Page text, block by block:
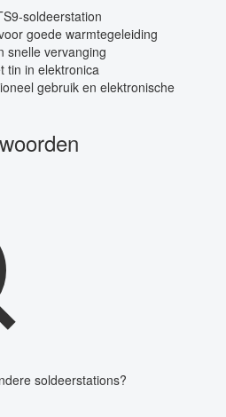
soldeerstation
goede warmtegeleiding
snelle vervanging
tin in elektronica
gebruik en elektronische
soldeerstations?